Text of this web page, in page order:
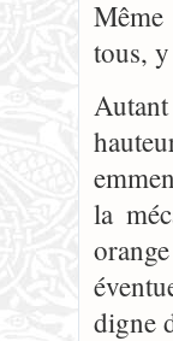
tous,
la
digne